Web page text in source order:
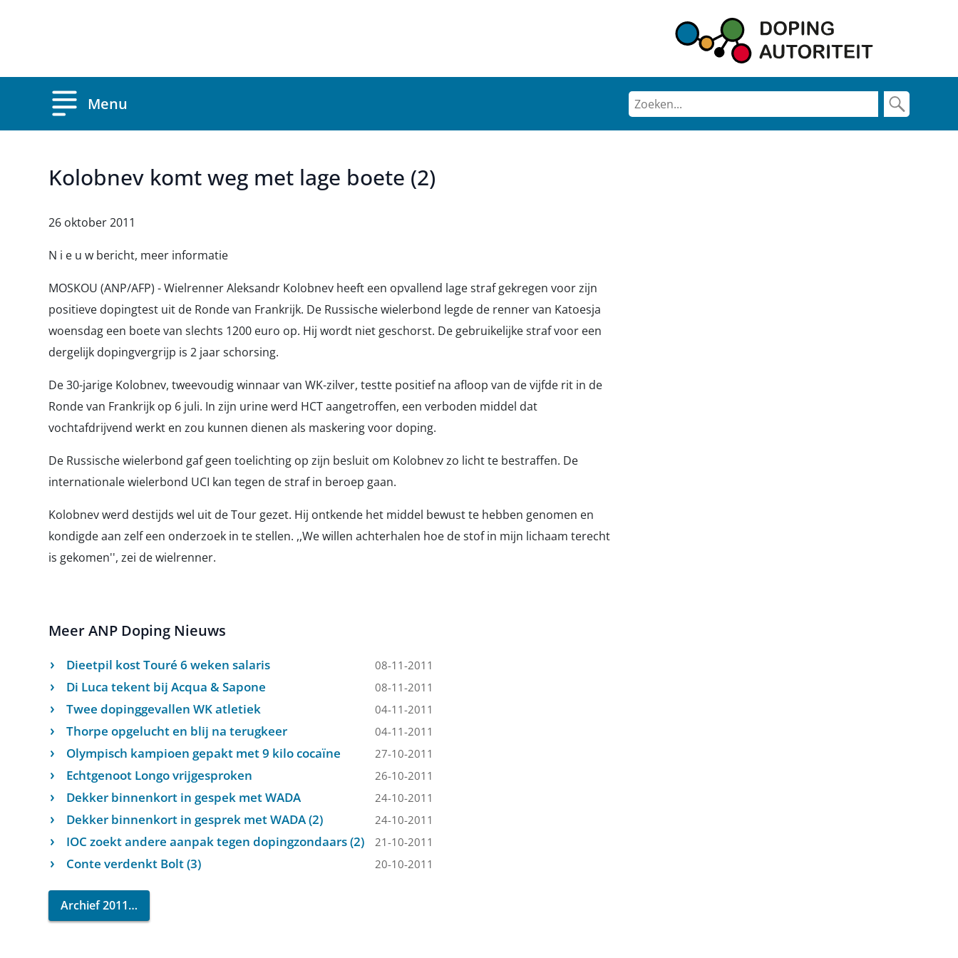
Menu
Kolobnev komt weg met lage boete (2)
26 oktober 2011
N i e u w bericht, meer informatie
MOSKOU (ANP/AFP) - Wielrenner Aleksandr Kolobnev heeft een opvallend lage straf gekregen voor zijn
positieve dopingtest uit de Ronde van Frankrijk. De Russische wielerbond legde de renner van Katoesja
woensdag een boete van slechts 1200 euro op. Hij wordt niet geschorst. De gebruikelijke straf voor een
dergelijk dopingvergrijp is 2 jaar schorsing.
De 30-jarige Kolobnev, tweevoudig winnaar van WK-zilver, testte positief na afloop van de vijfde rit in de
Ronde van Frankrijk op 6 juli. In zijn urine werd HCT aangetroffen, een verboden middel dat
vochtafdrijvend werkt en zou kunnen dienen als maskering voor doping.
De Russische wielerbond gaf geen toelichting op zijn besluit om Kolobnev zo licht te bestraffen. De
internationale wielerbond UCI kan tegen de straf in beroep gaan.
Kolobnev werd destijds wel uit de Tour gezet. Hij ontkende het middel bewust te hebben genomen en
kondigde aan zelf een onderzoek in te stellen. ,,We willen achterhalen hoe de stof in mijn lichaam terecht
is gekomen'', zei de wielrenner.
Meer ANP Doping Nieuws
Dieetpil kost Touré 6 weken salaris 08-11-2011
Di Luca tekent bij Acqua & Sapone 08-11-2011
Twee dopinggevallen WK atletiek 04-11-2011
Thorpe opgelucht en blij na terugkeer 04-11-2011
Olympisch kampioen gepakt met 9 kilo cocaïne 27-10-2011
Echtgenoot Longo vrijgesproken 26-10-2011
Dekker binnenkort in gespek met WADA 24-10-2011
Dekker binnenkort in gesprek met WADA (2) 24-10-2011
IOC zoekt andere aanpak tegen dopingzondaars (2) 21-10-2011
Conte verdenkt Bolt (3) 20-10-2011
Archief 2011